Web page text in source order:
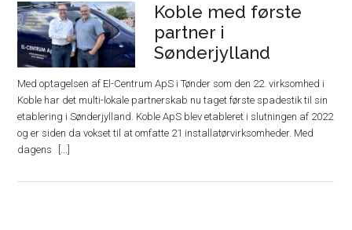
Koble med første
partner i
Sønderjylland
Med optagelsen af El-Centrum ApS i Tønder som den 22. virksomhed i
Koble har det multi-lokale partnerskab nu taget første spadestik til sin
etablering i Sønderjylland. Koble ApS blev etableret i slutningen af 2022
og er siden da vokset til at omfatte 21 installatørvirksomheder. Med
dagens